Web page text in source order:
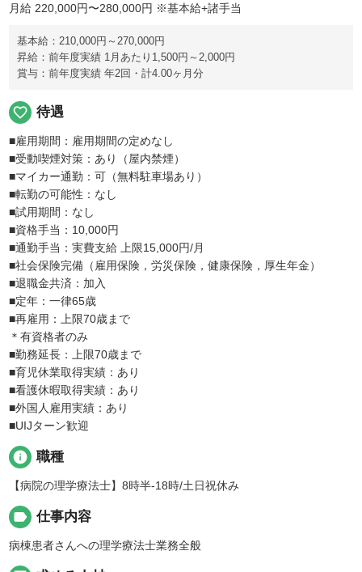
月給 220,000円〜280,000円 ※基本給+諸手当
基本給：210,000円～270,000円
昇給：前年度実績 1月あたり1,500円～2,000円
賞与：前年度実績 年2回・計4.00ヶ月分
favorite_border 待遇
■雇用期間：雇用期間の定めなし
■受動喫煙対策：あり（屋内禁煙）
■マイカー通勤：可（無料駐車場あり）
■転勤の可能性：なし
■試用期間：なし
■資格手当：10,000円
■通勤手当：実費支給 上限15,000円/月
■社会保険完備（雇用保険，労災保険，健康保険，厚生年金）
■退職金共済：加入
■定年：一律65歳
■再雇用：上限70歳まで
＊有資格者のみ
■勤務延長：上限70歳まで
■育児休業取得実績：あり
■看護休暇取得実績：あり
■外国人雇用実績：あり
■UIJターン歓迎
info 職種
【病院の理学療法士】8時半-18時/土日祝休み
label 仕事内容
病棟患者さんへの理学療法士業務全般